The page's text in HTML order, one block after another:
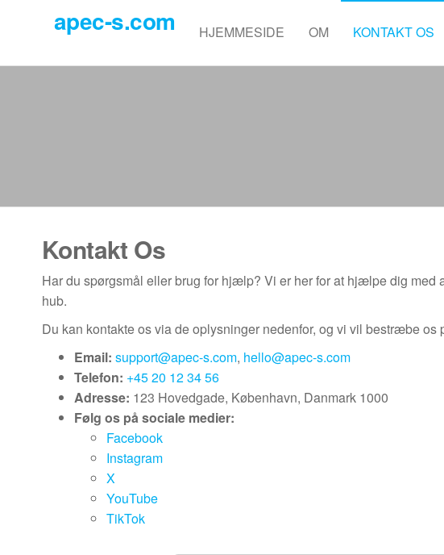
content
apec-s.com HJEMMESIDE OM KONTAKT OS
Kontakt Os
Har du spørgsmål eller brug for hjælp? Vi er her for at hjælpe dig med
hub.
Du kan kontakte os via de oplysninger nedenfor, og vi vil bestræbe os
Email: support@apec-s.com, hello@apec-s.com
Telefon: +45 20 12 34 56
Adresse: 123 Hovedgade, København, Danmark 1000
Følg os på sociale medier:
Facebook
Instagram
X
YouTube
TikTok